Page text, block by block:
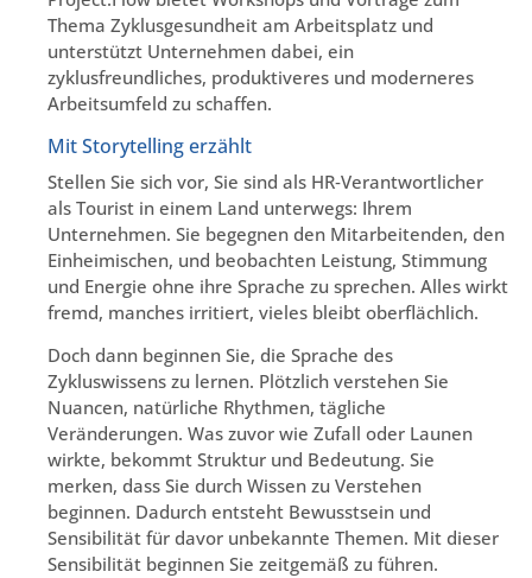
Thema Zyklusgesundheit am Arbeitsplatz und
unterstützt Unternehmen dabei, ein
zyklusfreundliches, produktiveres und moderneres
Arbeitsumfeld zu schaffen.
Mit Storytelling erzählt
Stellen Sie sich vor, Sie sind als HR‑Verantwortlicher
als Tourist in einem Land unterwegs: Ihrem
Unternehmen. Sie begegnen den Mitarbeitenden, den
Einheimischen, und beobachten Leistung, Stimmung
und Energie ohne ihre Sprache zu sprechen. Alles wirkt
fremd, manches irritiert, vieles bleibt oberflächlich.
Doch dann beginnen Sie, die Sprache des
Zykluswissens zu lernen. Plötzlich verstehen Sie
Nuancen, natürliche Rhythmen, tägliche
Veränderungen. Was zuvor wie Zufall oder Launen
wirkte, bekommt Struktur und Bedeutung. Sie
merken, dass Sie durch Wissen zu Verstehen
beginnen. Dadurch entsteht Bewusstsein und
Sensibilität für davor unbekannte Themen. Mit dieser
Sensibilität beginnen Sie zeitgemäß zu führen.